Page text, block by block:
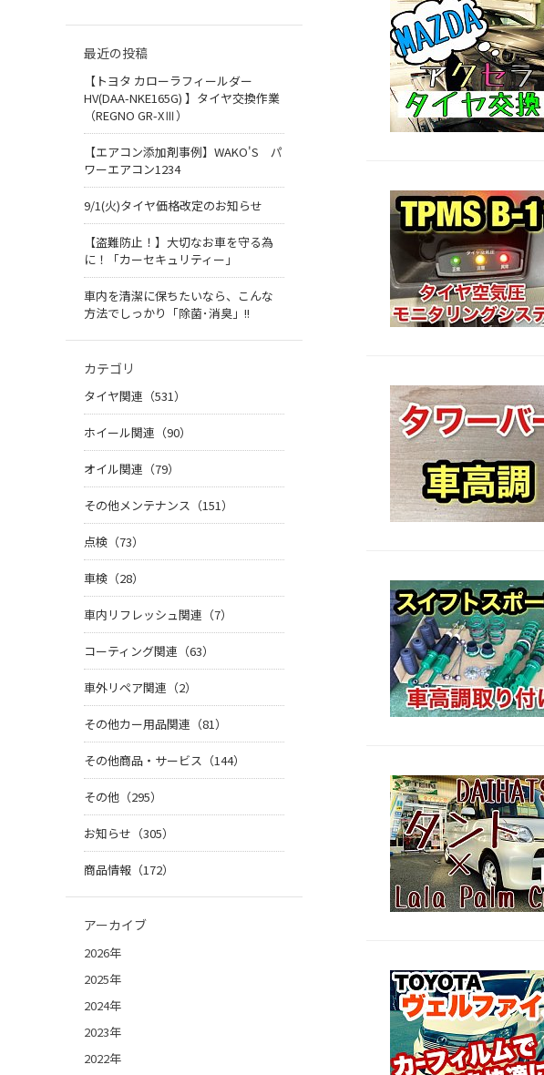
最近の投稿
【トヨタ カローラフィールダー
HV(DAA-NKE165G) 】タイヤ交換作業
（REGNO GR-XⅢ）
【エアコン添加剤事例】WAKO'S パ
ワーエアコン1234
9/1(火)タイヤ価格改定のお知らせ
【盗難防止！】大切なお車を守る為
に！「カーセキュリティー」
車内を清潔に保ちたいなら、こんな
方法でしっかり「除菌･消臭」!!
カテゴリ
タイヤ関連（531）
ホイール関連（90）
オイル関連（79）
その他メンテナンス（151）
点検（73）
車検（28）
車内リフレッシュ関連（7）
コーティング関連（63）
車外リペア関連（2）
その他カー用品関連（81）
その他商品・サービス（144）
その他（295）
お知らせ（305）
商品情報（172）
アーカイブ
2026年
2025年
2024年
2023年
2022年